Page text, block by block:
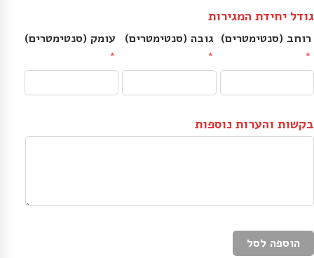
גודל יחידת המגירות
רוחב (סנטימטרים) גובה (סנטימטרים) עומק (סנטימטרים)
בקשות והערות נוספות
הוספה לסל